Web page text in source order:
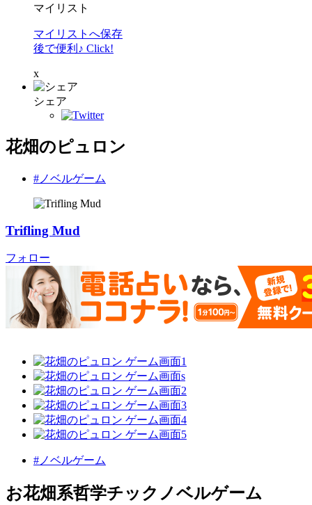
マイリスト
マイリストへ保存
後で便利♪ Click!
x
シェア
花畑のピュロン
#ノベルゲーム
Trifling Mud
フォロー
#ノベルゲーム
お花畑系哲学チックノベルゲーム